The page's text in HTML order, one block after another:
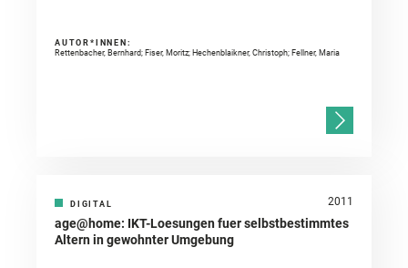
AUTOR*INNEN:
Rettenbacher, Bernhard; Fiser, Moritz; Hechenblaikner, Christoph; Fellner, Maria
DIGITAL 2011
age@home: IKT-Loesungen fuer selbstbestimmtes
Altern in gewohnter Umgebung